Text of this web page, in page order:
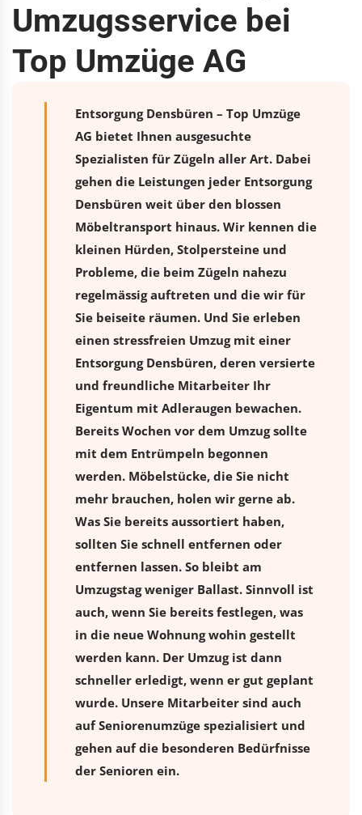
Umzugsservice bei
Top Umzüge AG
Entsorgung Densbüren – Top Umzüge
AG bietet Ihnen ausgesuchte
Spezialisten für Zügeln aller Art. Dabei
gehen die Leistungen jeder Entsorgung
Densbüren weit über den blossen
Möbeltransport hinaus. Wir kennen die
kleinen Hürden, Stolpersteine und
Probleme, die beim Zügeln nahezu
regelmässig auftreten und die wir für
Sie beiseite räumen. Und Sie erleben
einen stressfreien Umzugmit einer
Entsorgung Densbüren, deren versierte
und freundliche Mitarbeiter Ihr
Eigentum mit Adleraugen bewachen.
Bereits Wochen vor dem Umzug sollte
mit dem Entrümpeln begonnen
werden. Möbelstücke, die Sie nicht
mehr brauchen, holen wir gerne ab.
Was Sie bereits aussortiert haben,
sollten Sie schnell entfernen oder
entfernen lassen. So bleibt am
Umzugstag weniger Ballast. Sinnvoll ist
auch, wenn Sie bereits festlegen, was
in die neue Wohnung wohin gestellt
werden kann. Der Umzug ist dann
schneller erledigt, wenn er gut geplant
wurde. Unsere Mitarbeiter sind auch
auf Seniorenumzüge spezialisiert und
gehen auf die besonderen Bedürfnisse
der Senioren ein.